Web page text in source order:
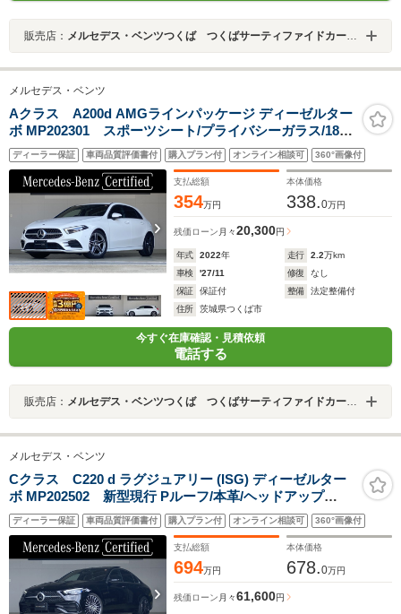
販売店： メルセデス・ベンツつくば つくばサーティファイドカーセンター
メルセデス・ベンツ
Aクラス A200d AMGラインパッケージ ディーゼルター
ボ MP202301 スポーツシート/プライバシーガラス/18イ
ンチAMGホイール
ディーラー保証 車両品質評価書付 購入プラン付 オンライン相談可 360°画像付
支払総額
354万円
本体価格
338.0万円
残価ローン 月々20,300円
年式 2022年 走行 2.2万km
車検
'27/11 修復
なし
保証
保証付 整備
法定整備付
住所
茨城県つくば市
今すぐ在庫確認・見積依頼
電話する
販売店： メルセデス・ベンツつくば つくばサーティファイドカーセンター
メルセデス・ベンツ
Cクラス C220 d ラグジュアリー (ISG) ディーゼルター
ボ MP202502 新型現行 Pルーフ/本革/ヘッドアップ
DISP/Burmester 3Dサラウンド/ブランドロゴプロジェク
ター/シートベンチレーター/19インチアルミ/360度カメラ
ディーラー保証 車両品質評価書付 購入プラン付 オンライン相談可 360°画像付
支払総額
694万円
本体価格
678.0万円
残価ローン 月々61,600円